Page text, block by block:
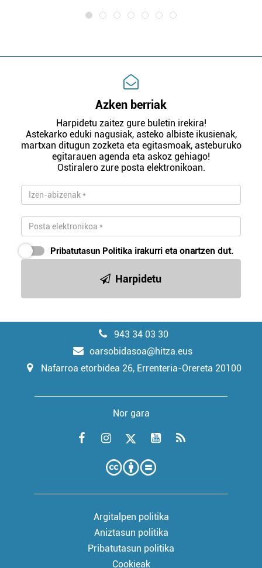
Azken berriak
Harpidetu zaitez gure buletin irekira!
Astekarko eduki nagusiak, asteko albiste ikusienak,
martxan ditugun zozketa eta egitasmoak, asteburuko
egitarauen agenda eta askoz gehiago!
Ostiralero zure posta elektronikoan.
Pribatutasun Politika irakurri eta onartzen dut.
Harpidetu
943 34 03 30
oarsobidasoa@hitza.eus
Nafarroa etorbidea 26, Errenteria-Orereta 20100
Nor gara
Argitalpen politika
Aniztasun politika
Pribatutasun politika
Cookieak